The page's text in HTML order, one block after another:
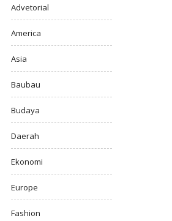
Advetorial
America
Asia
Baubau
Budaya
Daerah
Ekonomi
Europe
Fashion